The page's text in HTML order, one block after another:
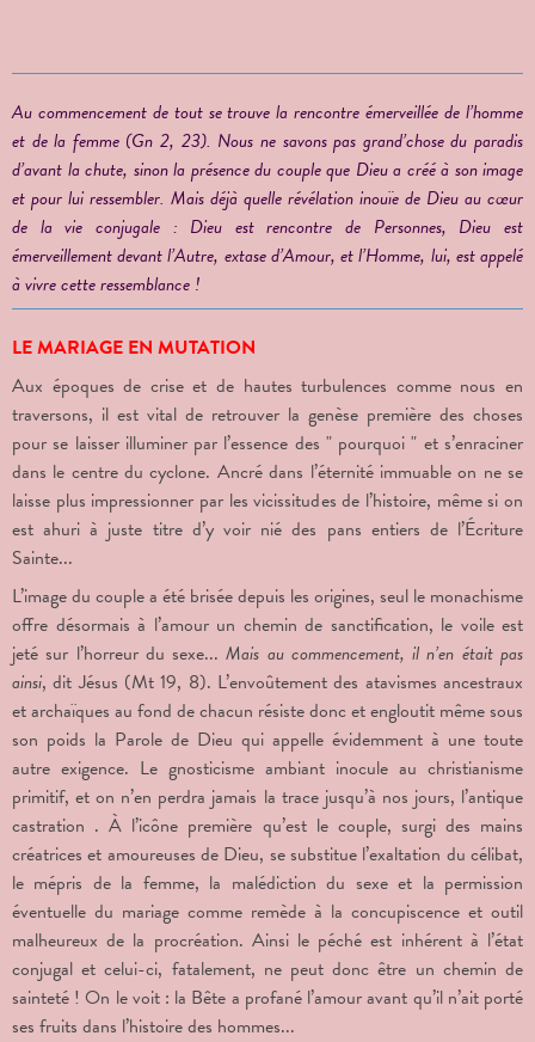
Au commencement de tout se trouve la rencontre émerveillée de l’homme
et de la femme (Gn 2, 23). Nous ne savons pas grand’chose du paradis
d’avant la chute, sinon la présence du couple que Dieu a créé à son image
et pour lui ressembler. Mais déjà quelle révélation inouïe de Dieu au cœur
de la vie conjugale : Dieu est rencontre de Personnes, Dieu est
émerveillement devant l’Autre, extase d’Amour, et l’Homme, lui, est appelé
à vivre cette ressemblance !
LE MARIAGE EN MUTATION
Aux époques de crise et de hautes turbulences comme nous en
traversons, il est vital de retrouver la genèse première des choses
pour se laisser illuminer par l’essence des " pourquoi " et s’enraciner
dans le centre du cyclone. Ancré dans l’éternité immuable on ne se
laisse plus impressionner par les vicissitudes de l’histoire, même si on
est ahuri à juste titre d’y voir nié des pans entiers de l’Écriture
Sainte...
L’image du couple a été brisée depuis les origines, seul le monachisme
offre désormais à l’amour un chemin de sanctification, le voile est
jeté sur l’horreur du sexe...Mais au commencement, il n’en était pas
ainsi, dit Jésus (Mt 19, 8). L’envoûtement des atavismes ancestraux
et archaïques au fond de chacun résiste donc et engloutit même sous
son poids la Parole de Dieu qui appelle évidemment à une toute
autre exigence. Le gnosticisme ambiant inocule au christianisme
primitif, et on n’en perdra jamais la trace jusqu’à nos jours, l’antique
castration . À l’icône première qu’est le couple, surgi des mains
créatrices et amoureuses de Dieu, se substitue l’exaltation du célibat,
le mépris de la femme, la malédiction du sexe et la permission
éventuelle du mariage comme remède à la concupiscence et outil
malheureux de la procréation. Ainsi le péché est inhérent à l’état
conjugal et celui-ci, fatalement, ne peut donc être un chemin de
sainteté ! On le voit : la Bête a profané l’amour avant qu’il n’ait porté
ses fruits dans l’histoire des hommes...